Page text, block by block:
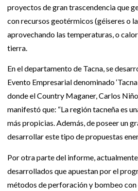
proyectos de gran trascendencia que
con recursos geotérmicos (géiseres o
aprovechando las temperaturas, o
tierra.
En el departamento de Tacna, se
Evento Empresarial denominado
donde el Country Maganer, Carlos
manifestó que: “La región tacneña es
más propicias. Además, de poseer un
desarrollar este tipo de propuestas
Por otra parte del informe,
desarrollados que apuestan por el
métodos de perforación y bombeo